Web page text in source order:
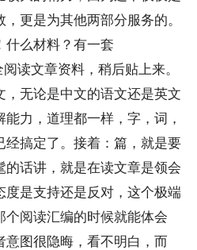
更是为其他两部分服务的。
什么材料？有一套
读文章资料，稍后贴上来。
无论是中文的语文还是英文
力，道理都一样，字，词，
经搞定了。接着：篇，就是要
话讲，就是在读文章是领会
度是支持还是反对，这个极端
阅读汇编的时候就能体会
意图很隐晦，看不明白，而